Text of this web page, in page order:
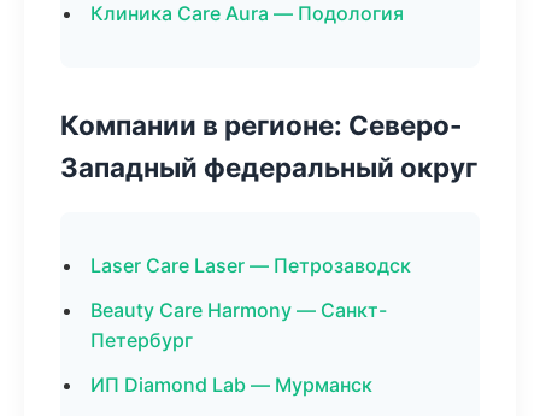
Клиника Care Aura — Подология
Компании в регионе: Северо-
Западный федеральный округ
Laser Care Laser — Петрозаводск
Beauty Care Harmony — Санкт-
Петербург
ИП Diamond Lab — Мурманск